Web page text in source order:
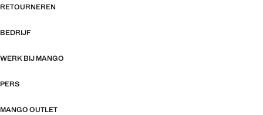
RETOURNEREN
BEDRIJF
WERK BIJ MANGO
PERS
MANGO OUTLET